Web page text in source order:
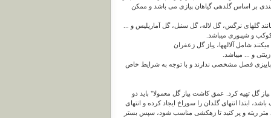
بندی بر اساس گلدهی گیاهان پیازی می باشد و ممکن
گلهای نرگس، گل لاله، گل سنبل، گل آماریلیس و ...
کوکب و شیپوری میباشد.
شامل آلالهها، پیاز گل زعفران
و ... میباشد.
پاییزی فصل مشخصی ندارند و با توجه به شرایط خاص
گل تهیه کرد. عمق کاشت پیاز گل معمولا" باید دو
ابتدا انتهای گلدان را سوراخ ایجاد کرده و انتهای
معدنی یا تکه سفال به اندازه 2 الی 4 سانتی متر ریته و پر کنید تا زهکشی مناسب شود، سپس بستر